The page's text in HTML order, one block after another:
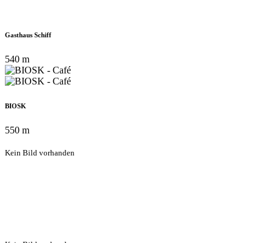
Gasthaus Schiff
540 m
BIOSK
550 m
Kein Bild vorhanden